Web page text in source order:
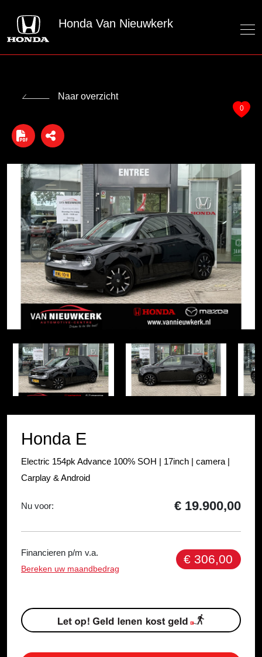
Honda Van Nieuwkerk
Naar overzicht
Item
17
Item
1
Honda E
Electric 154pk Advance 100% SOH | 17inch | camera |
Carplay & Android
Nu voor: € 19.900,00
Financieren p/m v.a. € 306,00
Bereken uw maandbedrag
0